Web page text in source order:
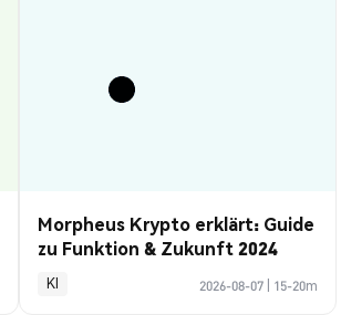
Morpheus Krypto erklärt: Guide
zu Funktion & Zukunft 2024
KI 2026-08-07 15-20m